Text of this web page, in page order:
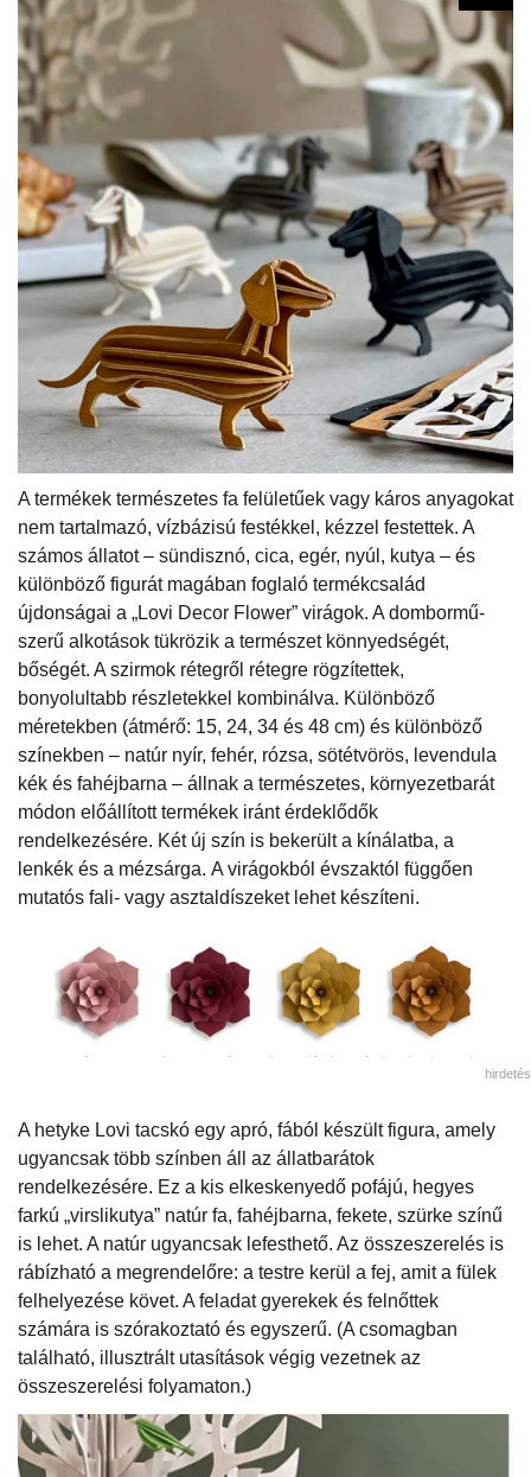
A termékek természetes fa felületűek vagy káros anyagokat
nem tartalmazó, vízbázisú festékkel, kézzel festettek. A
számos állatot – sündisznó, cica, egér, nyúl, kutya – és
különböző figurát magában foglaló termékcsalád
újdonságai a „Lovi Decor Flower” virágok. A dombormű-
szerű alkotások tükrözik a természet könnyedségét,
bőségét. A szirmok rétegről rétegre rögzítettek,
bonyolultabb részletekkel kombinálva. Különböző
méretekben (átmérő: 15, 24, 34 és 48 cm) és különböző
színekben – natúr nyír, fehér, rózsa, sötétvörös, levendula
kék és fahéjbarna – állnak a természetes, környezetbarát
módon előállított termékek iránt érdeklődők
rendelkezésére. Két új szín is bekerült a kínálatba, a
lenkék és a mézsárga. A virágokból évszaktól függően
mutatós fali- vagy asztaldíszeket lehet készíteni.
hirdetés
A hetyke Lovi tacskó egy apró, fából készült figura, amely
ugyancsak több színben áll az állatbarátok
rendelkezésére. Ez a kis elkeskenyedő pofájú, hegyes
farkú „virslikutya” natúr fa, fahéjbarna, fekete, szürke színű
is lehet. A natúr ugyancsak lefesthető. Az összeszerelés is
rábízható a megrendelőre: a testre kerül a fej, amit a fülek
felhelyezése követ. A feladat gyerekek és felnőttek
számára is szórakoztató és egyszerű. (A csomagban
található, illusztrált utasítások végig vezetnek az
összeszerelési folyamaton.)